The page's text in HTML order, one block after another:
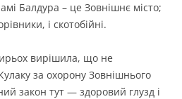
Балдура – це Зовнішнє місто;
і скотобійні.
вирішила, що не
за охорону Зовнішнього
закон тут — здоровий глузд і